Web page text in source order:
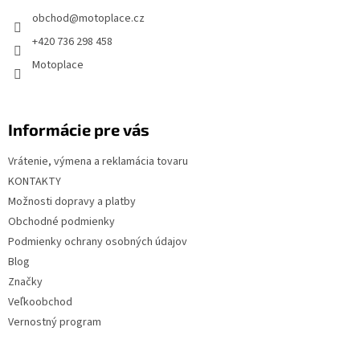
obchod@motoplace.cz
+420 736 298 458
Motoplace
Informácie pre vás
Vrátenie, výmena a reklamácia tovaru
KONTAKTY
Možnosti dopravy a platby
Obchodné podmienky
Podmienky ochrany osobných údajov
Blog
Značky
Veľkoobchod
Vernostný program